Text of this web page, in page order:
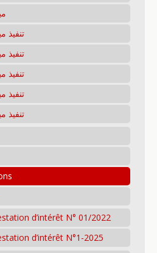
تنفيذ
تنفيذ
تنفيذ
تنفيذ
تنفيذ
d’intérêt N° 01/2022
d’intérêt N°1-2025